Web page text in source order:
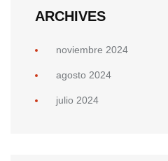
ARCHIVES
noviembre 2024
agosto 2024
julio 2024